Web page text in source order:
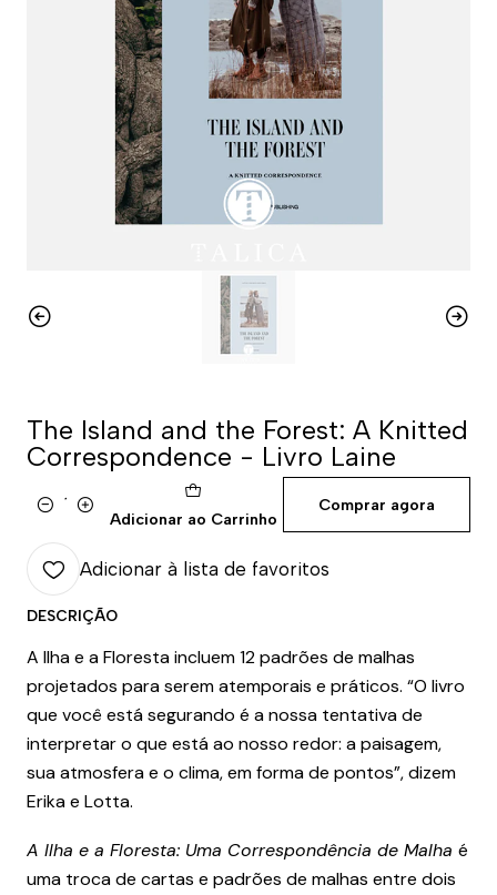
The Island and the Forest: A Knitted
Correspondence - Livro Laine
QuantidadeAdicionar ao Carrinho
Comprar agora
Adicionar à lista de favoritos
DESCRIÇÃO
A Ilha e a Floresta incluem 12 padrões de malhas
projetados para serem atemporais e práticos. “O livro
que você está segurando é a nossa tentativa de
interpretar o que está ao nosso redor: a paisagem,
sua atmosfera e o clima, em forma de pontos”, dizem
Erika e Lotta.
A Ilha e a Floresta: Uma Correspondência de Malha é
uma troca de cartas e padrões de malhas entre dois